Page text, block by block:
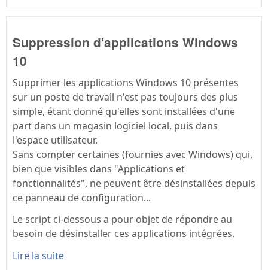
Suppression d'applications Windows
10
Supprimer les applications Windows 10 présentes
sur un poste de travail n'est pas toujours des plus
simple, étant donné qu'elles sont installées d'une
part dans un magasin logiciel local, puis dans
l'espace utilisateur.
Sans compter certaines (fournies avec Windows) qui,
bien que visibles dans "Applications et
fonctionnalités", ne peuvent être désinstallées depuis
ce panneau de configuration...
Le script ci-dessous a pour objet de répondre au
besoin de désinstaller ces applications intégrées.
Lire la suite